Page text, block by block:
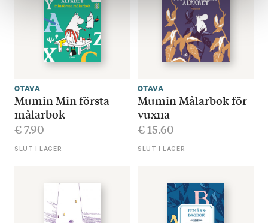
OTAVA
Mumin Min första
målarbok
€7.90
SLUT I LAGER
OTAVA
Mumin Målarbok för
vuxna
€15.60
SLUT I LAGER